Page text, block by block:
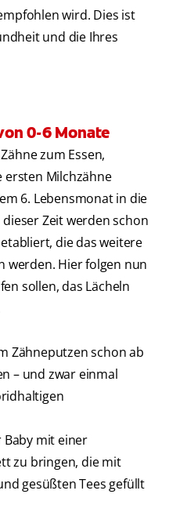
wird. Dies ist
und die Ihres
0-6 Monate
zum Essen,
ersten Milchzähne
6. Lebensmonat in die
Zeit werden schon
die das weitere
werden. Hier folgen nun
sollen, das Lächeln
Zähneputzen schon ab
– und zwar einmal
Baby mit einer
zu bringen, die mit
gesüßten Tees gefüllt